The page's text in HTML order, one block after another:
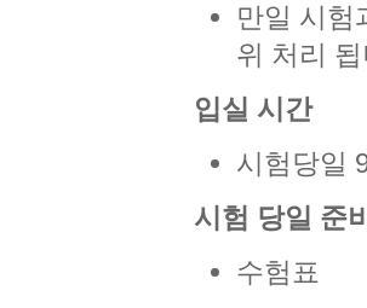
만일 시험
위 처리
입실 시간
시험당일
시험 당일 준
수험표